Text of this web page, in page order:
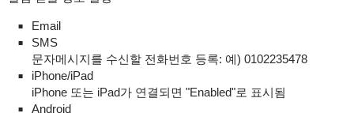
Email
SMS
문자메시지를 수신할 전화번호 등록: 예) 0102235478
iPhone/iPad
iPhone 또는 iPad가 연결되면 "Enabled"로 표시됨
Android